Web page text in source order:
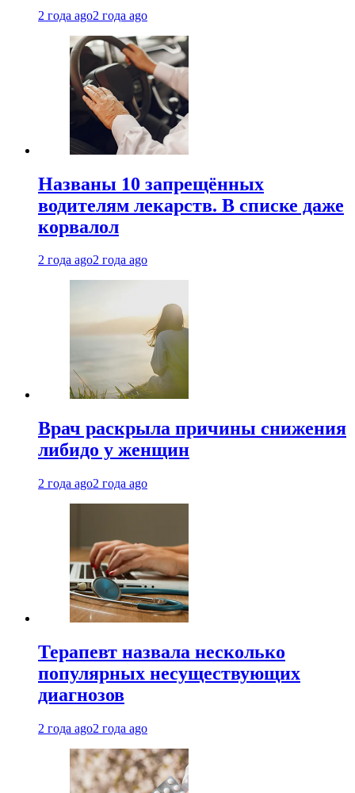
2 года ago2 года ago
Названы 10 запрещённых
водителям лекарств. В списке даже
корвалол
2 года ago2 года ago
Врач раскрыла причины снижения
либидо у женщин
2 года ago2 года ago
Терапевт назвала несколько
популярных несуществующих
диагнозов
2 года ago2 года ago